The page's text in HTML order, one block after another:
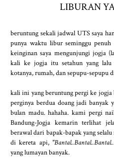
LIBURAN
beruntung sekali jadwal UTS saya
punya waktu libur seminggu
keinginan saya mengunjungi jogja
kali ke jogja itu setahun yang lalu
kotanya, rumah, dan sepupu-sepupu
kali ini yang beruntung pergi ke jogja
perginya berdua doang jadi banyak
bulan madu. hahaha. kami pergi
Bandung-Jogja kemarin terlihat
berawal dari bapak-bapak yang
di kereta api,
yang lumayan banyak.